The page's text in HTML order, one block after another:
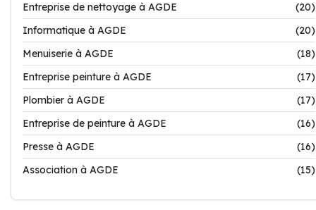
Entreprise de nettoyage à AGDE
(20)
Informatique à AGDE
(20)
Menuiserie à AGDE
(18)
Entreprise peinture à AGDE
(17)
Plombier à AGDE
(17)
Entreprise de peinture à AGDE
(16)
Presse à AGDE
(16)
Association à AGDE
(15)